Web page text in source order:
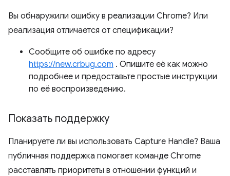
Вы обнаружили ошибку в реализации Chrome? Или
реализация отличается от спецификации?
Сообщите об ошибке по адресу
https://new.crbug.com . Опишите её как можно
подробнее и предоставьте простые инструкции
по её воспроизведению.
Показать поддержку
Планируете ли вы использовать Capture Handle? Ваша
публичная поддержка помогает команде Chrome
расставлять приоритеты в отношении функций и